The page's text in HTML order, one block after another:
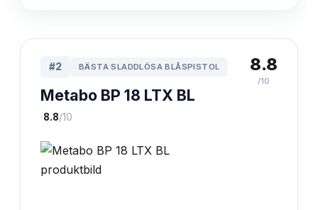
#2 BÄSTA SLADDLÖSA BLÅSPISTOL
Metabo BP 18 LTX BL
·8.8/10
8.8
/10